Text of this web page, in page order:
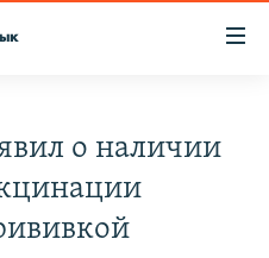
о наличии